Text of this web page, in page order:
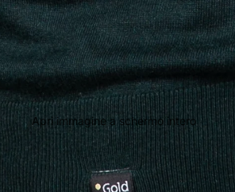
Apri immagine a schermo intero